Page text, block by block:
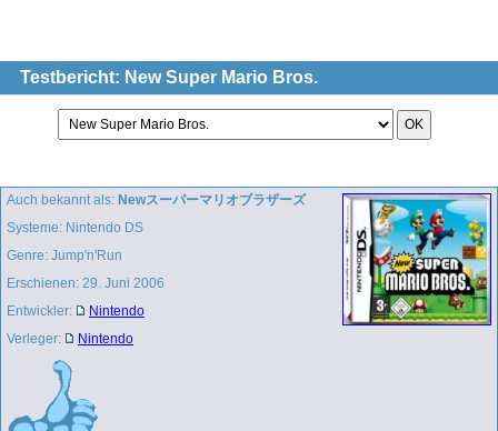
Testbericht: New Super Mario Bros.
Auch bekannt als: Newスーパーマリオブラザーズ
Systeme: Nintendo DS
Genre: Jump'n'Run
Erschienen: 29. Juni 2006
Entwickler:
Nintendo
Verleger:
Nintendo